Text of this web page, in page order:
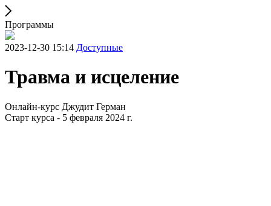
Программы
2023-12-30 15:14 Доступные
Травма и исцеление
Онлайн-курс Джудит Герман
Старт курса - 5 февраля 2024 г.